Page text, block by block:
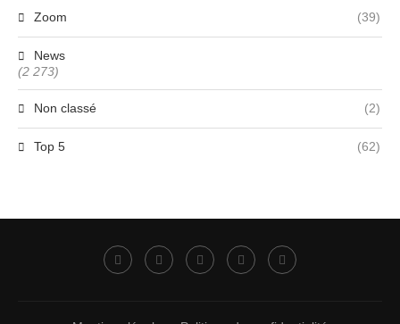
Zoom (39)
News
(2 273)
Non classé (2)
Top 5 (62)